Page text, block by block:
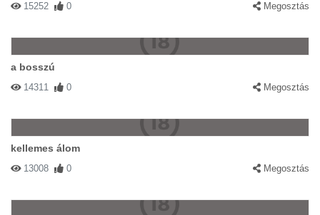
15252 0 Megosztás
a bosszú
14311 0 Megosztás
kellemes álom
13008 0 Megosztás